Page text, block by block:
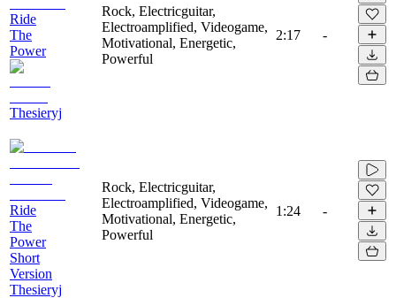
Ride
The
Power
Thesieryj
Rock, Electricguitar,
Electroamplified, Videogame,
Motivational, Energetic,
Powerful
2:17 -
Ride
The
Power
Short
Version
Thesieryj
Rock, Electricguitar,
Electroamplified, Videogame,
Motivational, Energetic,
Powerful
1:24 -